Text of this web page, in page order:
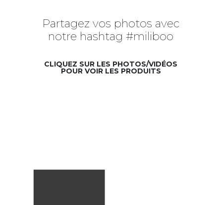
Partagez vos photos avec
notre hashtag #miliboo
CLIQUEZ SUR LES PHOTOS/VIDÉOS
POUR VOIR LES PRODUITS